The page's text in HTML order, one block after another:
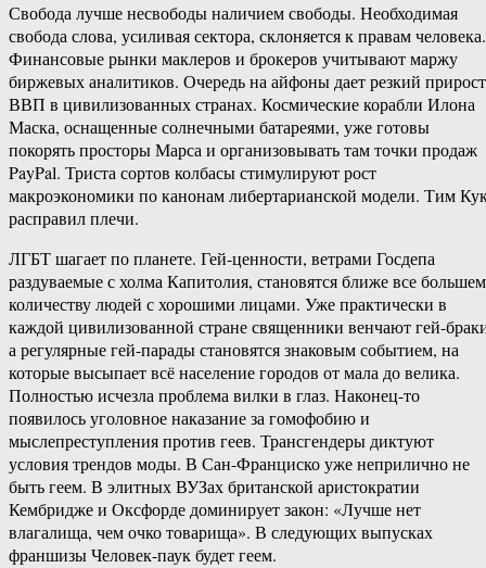
Свобода лучше несвободы наличием свободы. Необходимая
свобода слова, усиливая сектора, склоняется к правам человека.
Финансовые рынки маклеров и брокеров учитывают маржу
биржевых аналитиков. Очередь на айфоны дает резкий прирост
ВВП в цивилизованных странах. Космические корабли Илона
Маска, оснащенные солнечными батареями, уже готовы
покорять просторы Марса и организовывать там точки продаж
PayPal. Триста сортов колбасы стимулируют рост
макроэкономики по канонам либертарианской модели. Тим
расправил плечи.
ЛГБТ шагает по планете. Гей-ценности, ветрами Госдепа
раздуваемые с холма Капитолия, становятся ближе все
количеству людей с хорошими лицами. Уже практически в
каждой цивилизованной стране священники венчают гей-
а регулярные гей-парады становятся знаковым событием, на
которые высыпает всё население городов от мала до велика.
Полностью исчезла проблема вилки в глаз. Наконец-то
появилось уголовное наказание за гомофобию и
мыслепреступления против геев. Трансгендеры диктуют
условия трендов моды. В Сан-Франциско уже неприлично не
быть геем. В элитных ВУЗах британской аристократии
Кембридже и Оксфорде доминирует закон: «Лучше нет
влагалища, чем очко товарища». В следующих выпусках
франшизы Человек-паук будет геем.